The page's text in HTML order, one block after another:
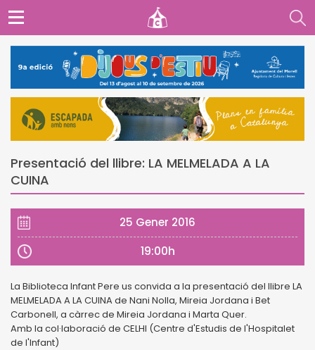
Presentació del llibre: LA MELMELADA A LA
CUINA
25 Gener 2016
19:00h
La Biblioteca Infant Pere us convida a la presentació del llibre LA
MELMELADA A LA CUINA de Nani Nolla, Mireia Jordana i Bet
Carbonell, a càrrec de Mireia Jordana i Marta Quer.
Amb la col·laboració de CELHI (Centre d'Estudis de l'Hospitalet
de l'Infant)